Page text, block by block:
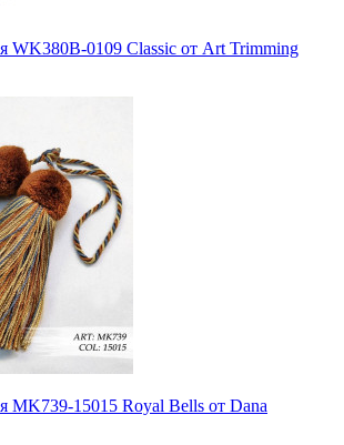
WK380B-0109 Classic от Art Trimming
MK739-15015 Royal Bells от Dana